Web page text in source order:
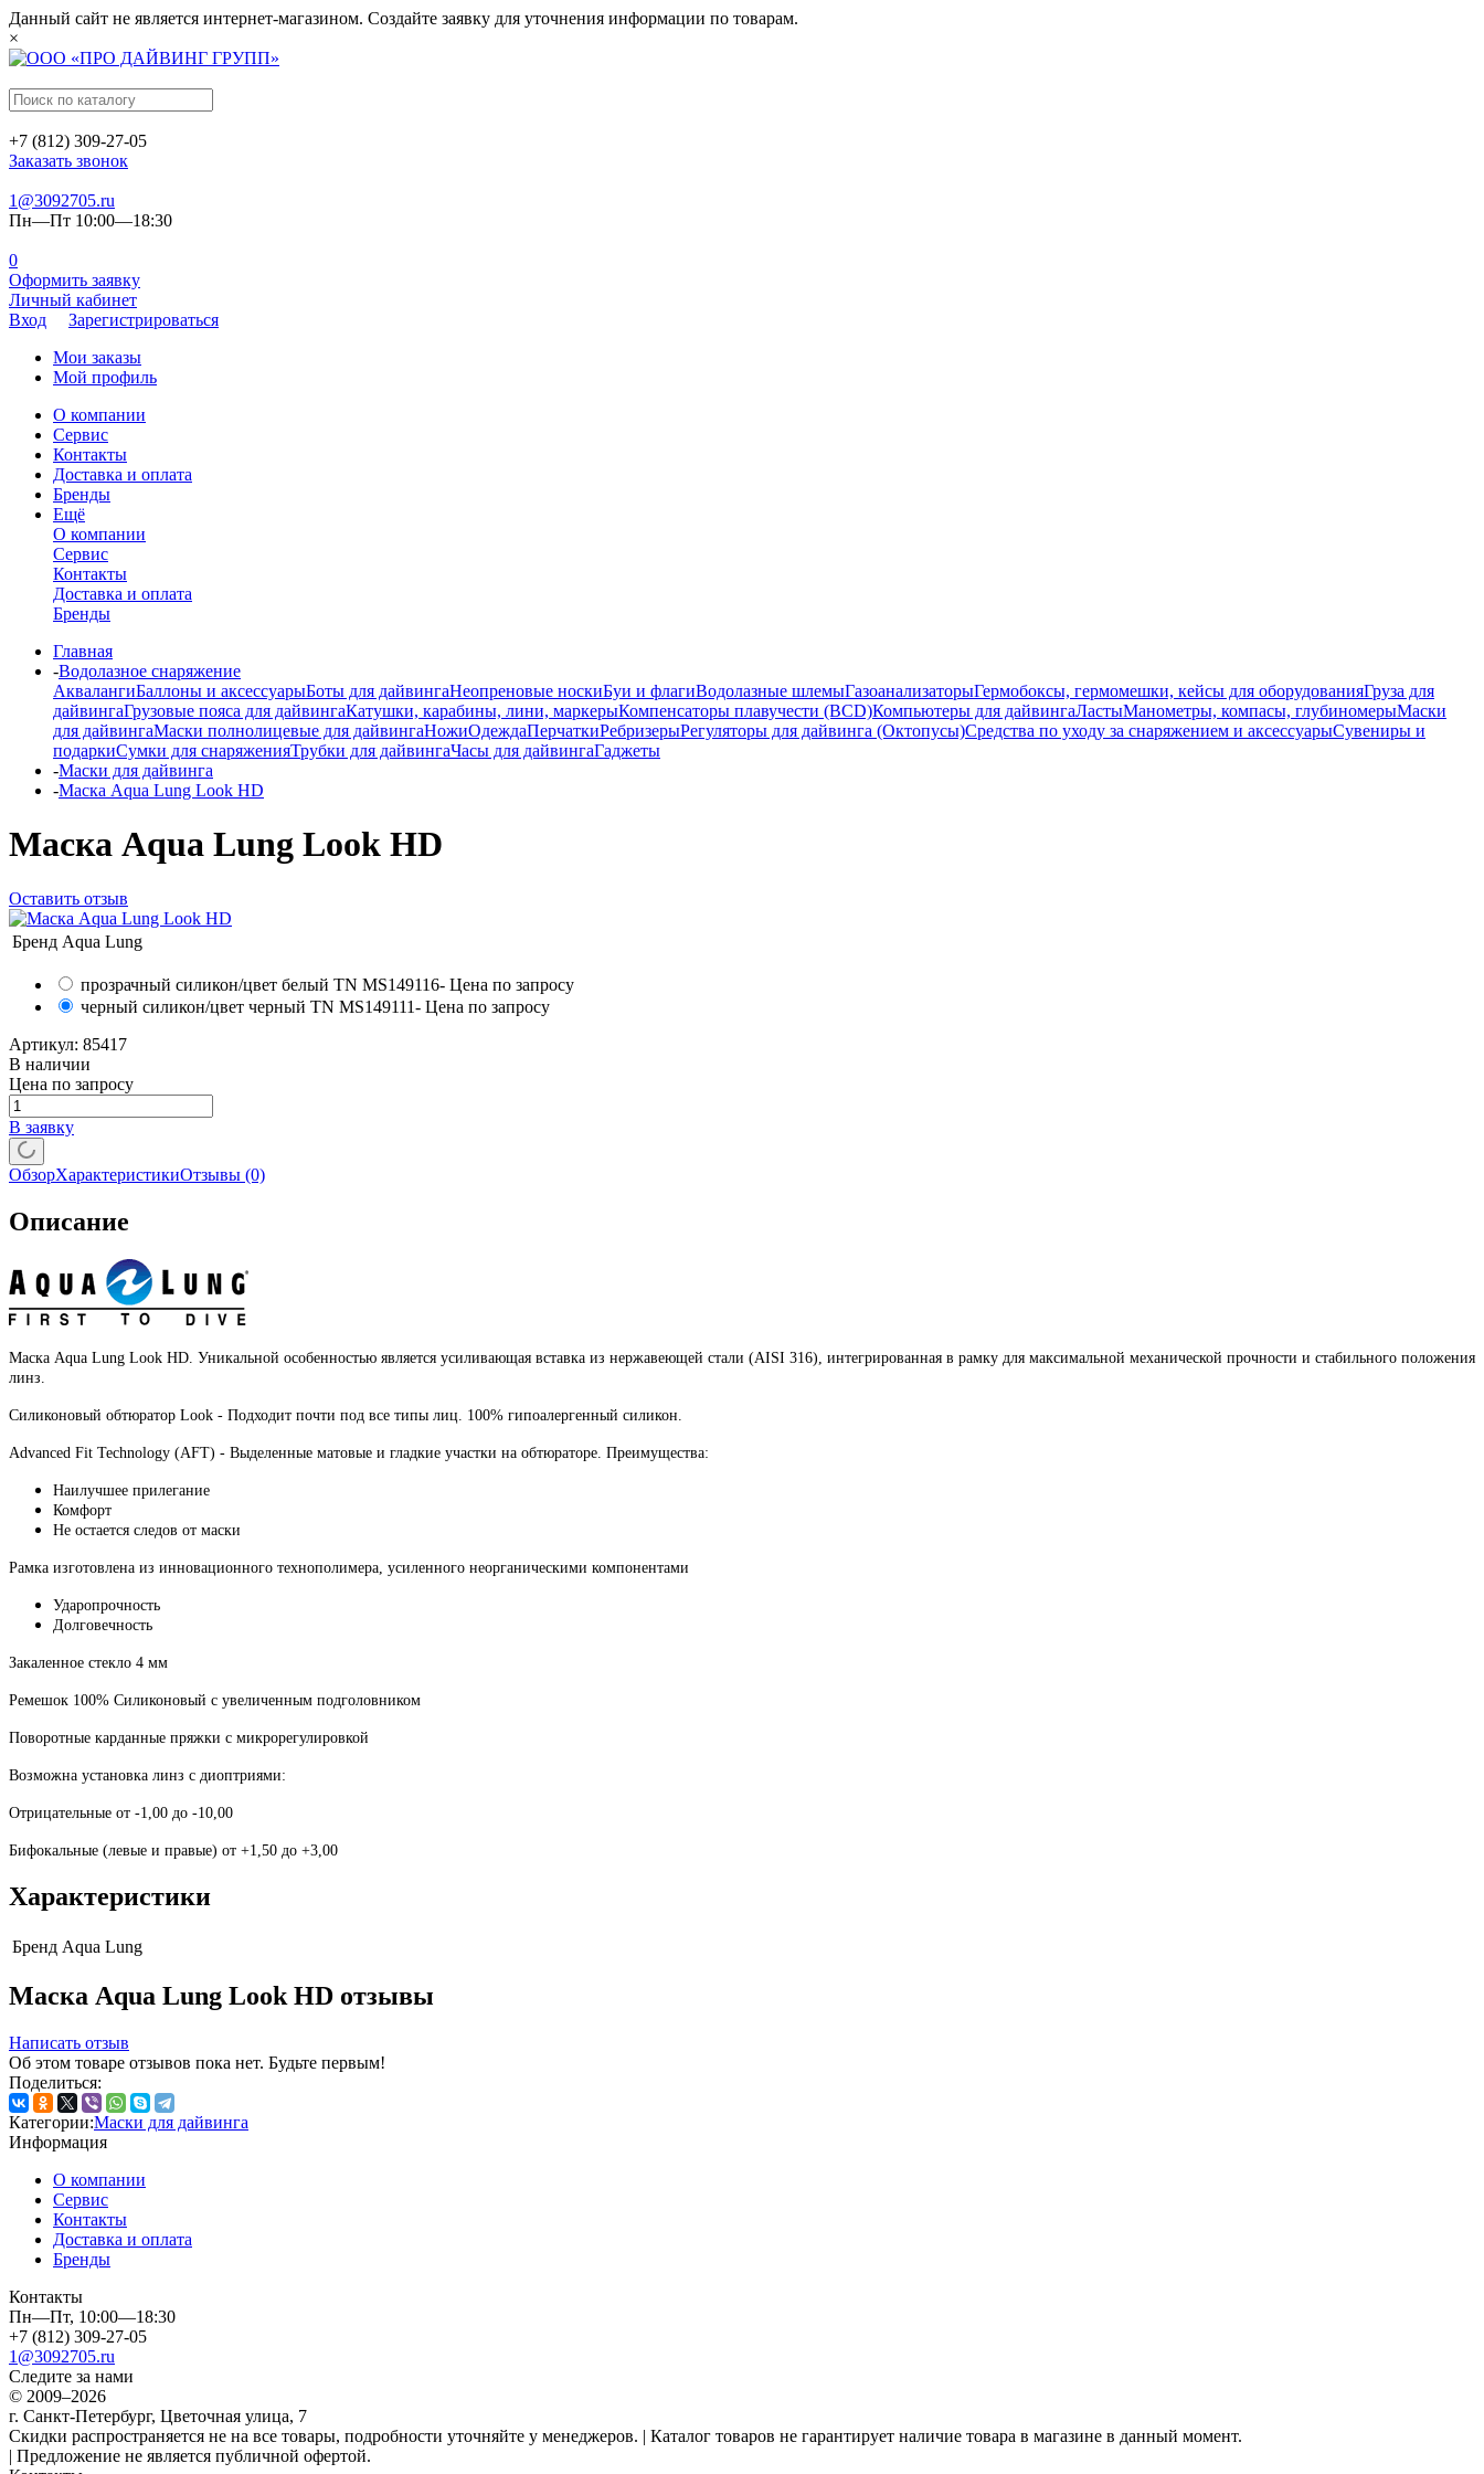
Данный сайт не является интернет-магазином. Создайте заявку для уточнения информации по товарам.
×
+7 (812) 309-27-05
Заказать звонок
1@3092705.ru
Пн—Пт 10:00—18:30
0
Оформить заявку
Личный кабинет
Вход
Зарегистрироваться
Мои заказы
Мой профиль
О компании
Сервис
Контакты
Доставка и оплата
Бренды
Ещё
О компании
Сервис
Контакты
Доставка и оплата
Бренды
Главная
-Водолазное снаряжение
АквалангиБаллоны и аксессуарыБоты для дайвингаНеопреновые носкиБуи и флагиВодолазные шлемыГазоанализаторыГермобоксы, гермомешки, кейсы для оборудованияГруза для
дайвингаГрузовые пояса для дайвингаКатушки, карабины, лини, маркерыКомпенсаторы плавучести (BCD)Компьютеры для дайвингаЛастыМанометры, компасы, глубиномерыМаски
для дайвингаМаски полнолицевые для дайвингаНожиОдеждаПерчаткиРебризерыРегуляторы для дайвинга (Октопусы)Средства по уходу за снаряжением и аксессуарыСувениры и
подаркиСумки для снаряженияТрубки для дайвингаЧасы для дайвингаГаджеты
-Маски для дайвинга
-Маска Aqua Lung Look HD
Маска Aqua Lung Look HD
Оставить отзыв
Бренд Aqua Lung
прозрачный силикон/цвет белый TN MS149116- Цена по запросу
черный силикон/цвет черный TN MS149111- Цена по запросу
Артикул: 85417
В наличии
Цена по запросу
В заявку
ОбзорХарактеристикиОтзывы (0)
Описание
Маска Aqua Lung Look HD. Уникальной особенностью является усиливающая вставка из нержавеющей стали (AISI 316), интегрированная в рамку для максимальной механической прочности и стабильного положения
линз.
Силиконовый обтюратор Look - Подходит почти под все типы лиц. 100% гипоалергенный силикон.
Advanced Fit Technology (AFT) - Выделенные матовые и гладкие участки на обтюраторе. Преимущества:
Наилучшее прилегание
Комфорт
Не остается следов от маски
Рамка изготовлена из инновационного технополимера, усиленного неорганическими компонентами
Ударопрочность
Долговечность
Закаленное стекло 4 мм
Ремешок 100% Силиконовый с увеличенным подголовником
Поворотные карданные пряжки с микрорегулировкой
Возможна установка линз с диоптриями:
Отрицательные от -1,00 до -10,00
Бифокальные (левые и правые) от +1,50 до +3,00
Характеристики
Бренд Aqua Lung
Маска Aqua Lung Look HD отзывы
Написать отзыв
Об этом товаре отзывов пока нет. Будьте первым!
Поделиться:
Категории:Маски для дайвинга
Информация
О компании
Сервис
Контакты
Доставка и оплата
Бренды
Контакты
Пн—Пт, 10:00—18:30
+7 (812) 309-27-05
1@3092705.ru
Следите за нами
© 2009–2026
г. Санкт-Петербург, Цветочная улица, 7
Скидки распространяется не на все товары, подробности уточняйте у менеджеров. | Каталог товаров не гарантирует наличие товара в магазине в данный момент.
| Предложение не является публичной офертой.